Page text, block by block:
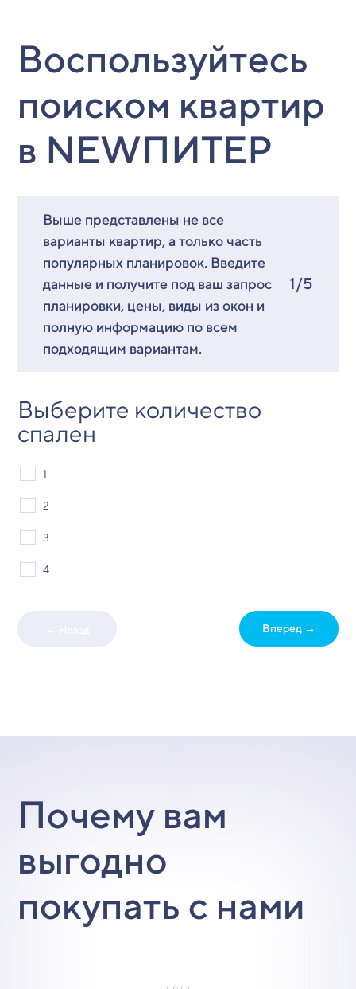
Воспользуйтесь
поиском квартир
в NEWПИТЕР
Выше представлены не все
варианты квартир, а только часть
популярных планировок. Введите
данные и получите под ваш запрос
планировки, цены, виды из окон и
полную информацию по всем
подходящим вариантам.
1/5
Выберите количество
спален
1
2
3
4
Вперед →
Почему вам
выгодно
покупать с нами